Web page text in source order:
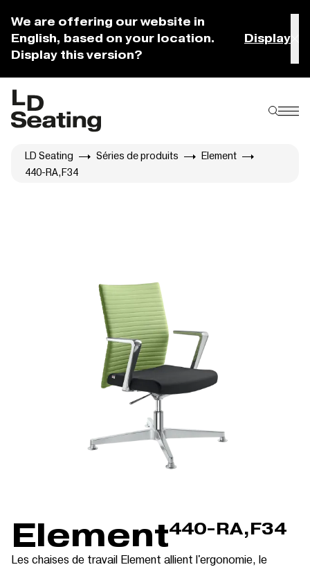
We are offering our website in
English, based on your location.
Display this version?
Display
LD Seating Séries de produits
Element
440-RA,F34
Element440-RA,F34
Les chaises de travail Element allient l'ergonomie, le